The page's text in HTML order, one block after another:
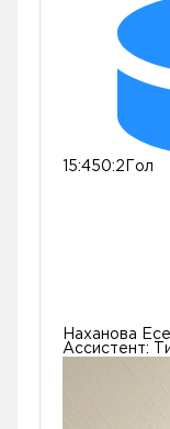
15:450:2 Гол
Наханова
Ассистент: